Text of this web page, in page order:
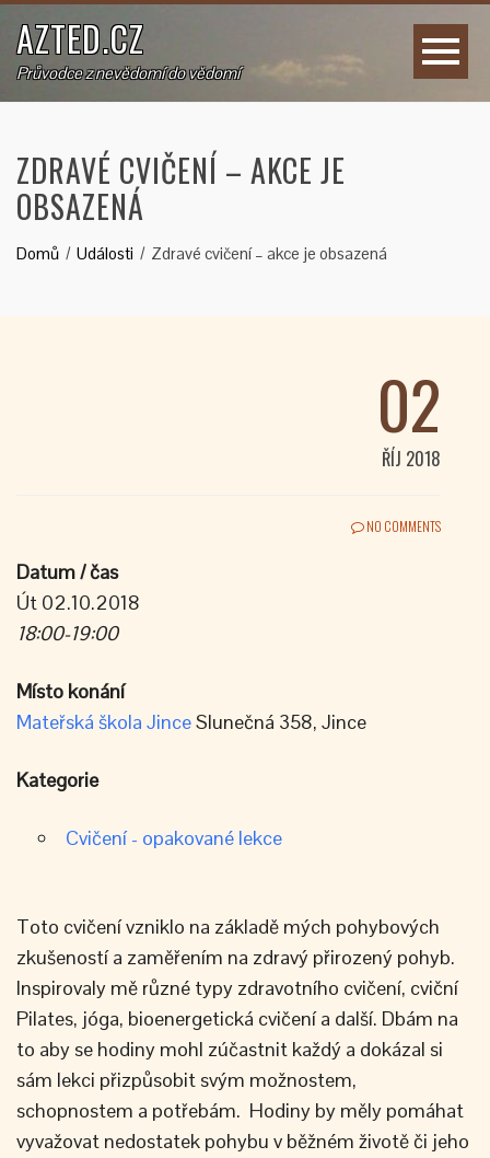
AZTED.CZ
Průvodce z nevědomí do vědomí
ZDRAVÉ CVIČENÍ – AKCE JE
OBSAZENÁ
Domů Události Zdravé cvičení – akce je obsazená
02
ŘÍJ 2018
NO COMMENTS
Datum / čas
Út 02.10.2018
18:00-19:00
Místo konání
Mateřská škola JinceSlunečná 358, Jince
Kategorie
Cvičení - opakované lekce
Toto cvičení vzniklo na základě mých pohybových
zkušeností a zaměřením na zdravý přirozený pohyb.
Inspirovaly mě různé typy zdravotního cvičení, cviční
Pilates, jóga, bioenergetická cvičení a další. Dbám na
to aby se hodiny mohl zúčastnit každý a dokázal si
sám lekci přizpůsobit svým možnostem,
schopnostem a potřebám. Hodiny by měly pomáhat
vyvažovat nedostatek pohybu v běžném životě či jeho